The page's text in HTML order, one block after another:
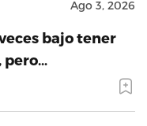
Ago 3, 2026
bajo tener
pero…